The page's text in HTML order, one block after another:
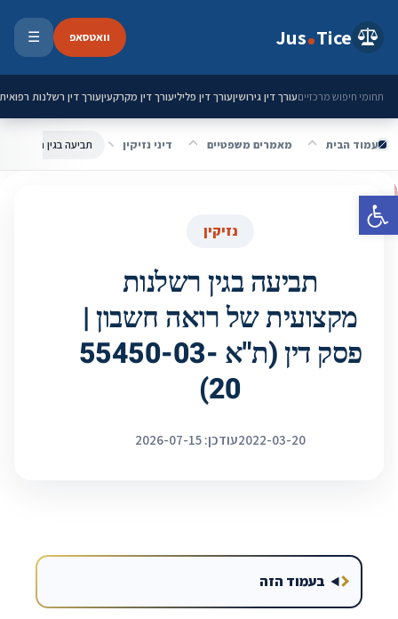
פתח סרגל נגישות
Jus Tice וואטסאפ ☰
תחומי חיפוש מרכזייםעורך דין גירושיןעורך דין פליליעורך דין מקרקעיןעורך דין רשלנות רפואית
עמוד הבית מאמרים משפטיים דיני נזיקין
נזיקין
תביעה בגין רשלנות
מקצועית של רואה חשבון |
פסק דין (ת"א 55450-03-
20)
2022-03-20עודכן: 2026-07-15
בעמוד הזה